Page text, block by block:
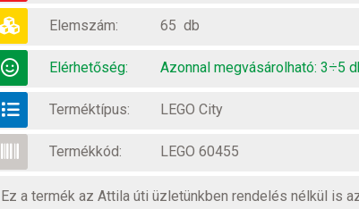
Elemszám: 65 db
Elérhetőség: Azonnal megvásárolható: 3÷5
Terméktípus: LEGO City
Termékkód: LEGO 60455
Ez a termék az Attila úti üzletünkben rendelés nélkül is